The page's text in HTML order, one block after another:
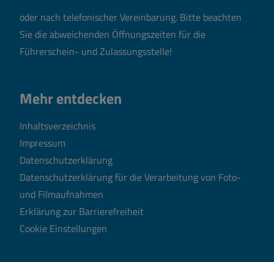
oder nach telefonischer Vereinbarung. Bitte beachten
Sie die abweichenden Öffnungszeiten für die
Führerschein- und Zulassungsstelle!
Mehr entdecken
Inhaltsverzeichnis
Impressum
Datenschutzerklärung
Datenschutzerklärung für die Verarbeitung von Foto-
und Filmaufnahmen
Erklärung zur Barrierefreiheit
Cookie Einstellungen